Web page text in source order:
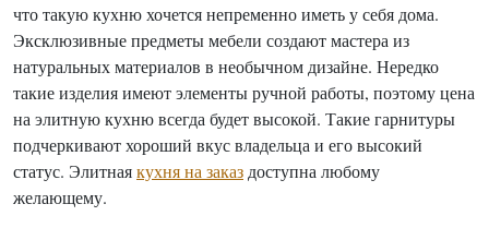
что такую кухню хочется непременно иметь у себя дома.
Эксклюзивные предметы мебели создают мастера из
натуральных материалов в необычном дизайне. Нередко
такие изделия имеют элементы ручной работы, поэтому цена
на элитную кухню всегда будет высокой. Такие гарнитуры
подчеркивают хороший вкус владельца и его высокий
статус. Элитнаякухня на заказ доступна любому
желающему.